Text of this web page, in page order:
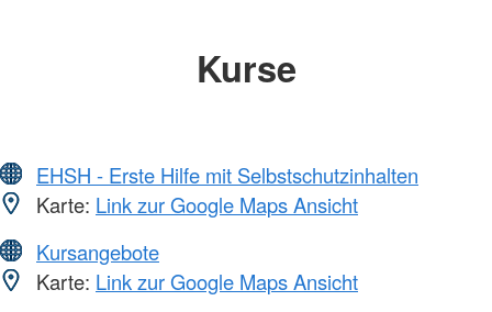
Kurse
EHSH - Erste Hilfe mit Selbstschutzinhalten
Karte: Link zur Google Maps Ansicht
Kursangebote
Karte: Link zur Google Maps Ansicht